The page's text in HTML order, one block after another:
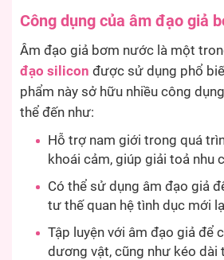
Công dụng của âm đạo giả
Âm đạo giả bơm nước là một
đạo silicon được sử dụng phổ
phẩm này sở hữu nhiều công
thể đến như:
Hỗ trợ nam giới trong quá
khoái cảm, giúp giải toả nhu
Có thể sử dụng âm đạo giả
tư thế quan hệ tình dục mới lạ
Tập luyện với âm đạo giả để
dương vật, cũng như kéo dài